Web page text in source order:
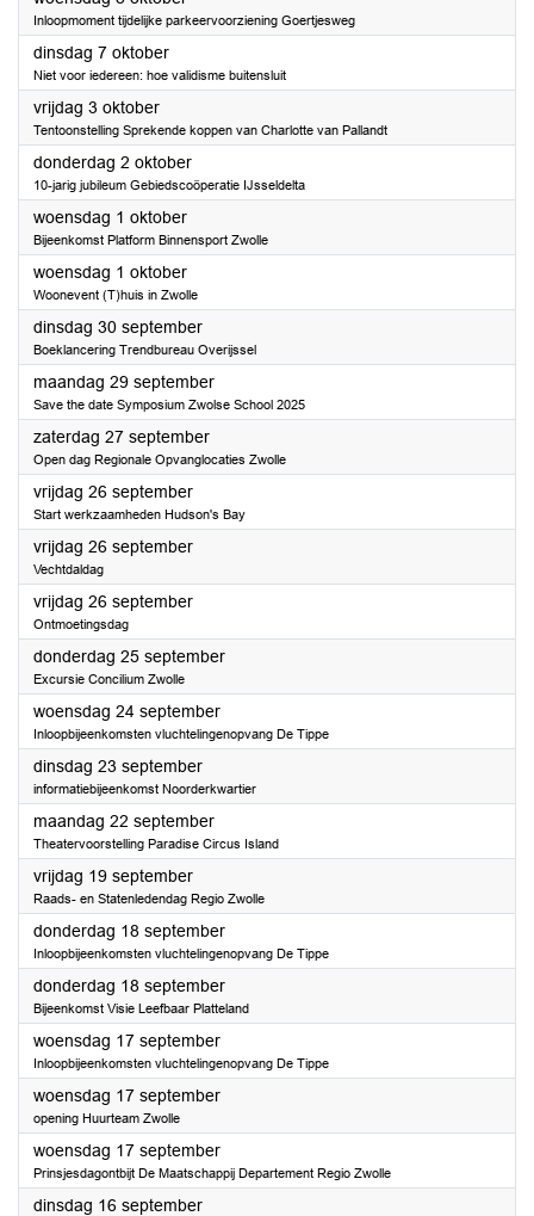
Inloopmoment tijdelijke parkeervoorziening Goertjesweg
dinsdag 7 oktober2025
Niet voor iedereen: hoe validisme buitensluit
vrijdag 3 oktober2025
Tentoonstelling Sprekende koppen van Charlotte van Pallandt
donderdag 2 oktober2025
10-jarig jubileum Gebiedscoöperatie IJsseldelta
woensdag 1 oktober2025
Bijeenkomst Platform Binnensport Zwolle
woensdag 1 oktober2025
Woonevent (T)huis in Zwolle
dinsdag 30 september2025
Boeklancering Trendbureau Overijssel
maandag 29 september2025
Save the date Symposium Zwolse School 2025
zaterdag 27 september2025
Open dag Regionale Opvanglocaties Zwolle
vrijdag 26 september2025
Start werkzaamheden Hudson's Bay
vrijdag 26 september2025
Vechtdaldag
vrijdag 26 september2025
Ontmoetingsdag
donderdag 25 september2025
Excursie Concilium Zwolle
woensdag 24 september2025
Inloopbijeenkomsten vluchtelingenopvang De Tippe
dinsdag 23 september2025
informatiebijeenkomst Noorderkwartier
maandag 22 september2025
Theatervoorstelling Paradise Circus Island
vrijdag 19 september2025
Raads- en Statenledendag Regio Zwolle
donderdag 18 september2025
Inloopbijeenkomsten vluchtelingenopvang De Tippe
donderdag 18 september2025
Bijeenkomst Visie Leefbaar Platteland
woensdag 17 september2025
Inloopbijeenkomsten vluchtelingenopvang De Tippe
woensdag 17 september2025
opening Huurteam Zwolle
woensdag 17 september2025
Prinsjesdagontbijt De Maatschappij Departement Regio Zwolle
dinsdag 16 september2025